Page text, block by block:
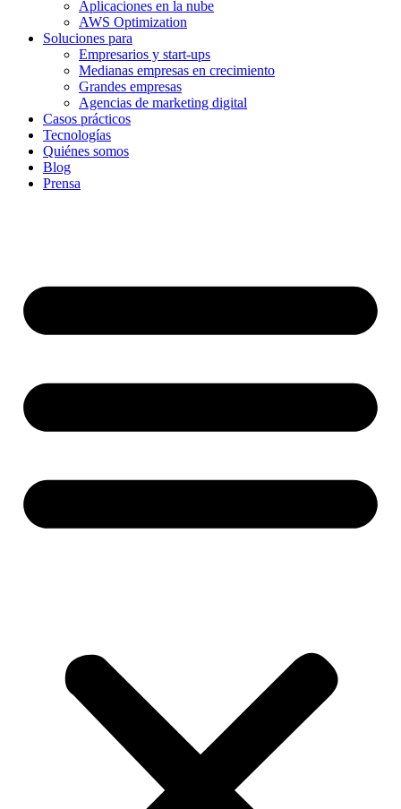
Aplicaciones en la nube
AWS Optimization
Soluciones para
Empresarios y start-ups
Medianas empresas en crecimiento
Grandes empresas
Agencias de marketing digital
Casos prácticos
Tecnologías
Quiénes somos
Blog
Prensa